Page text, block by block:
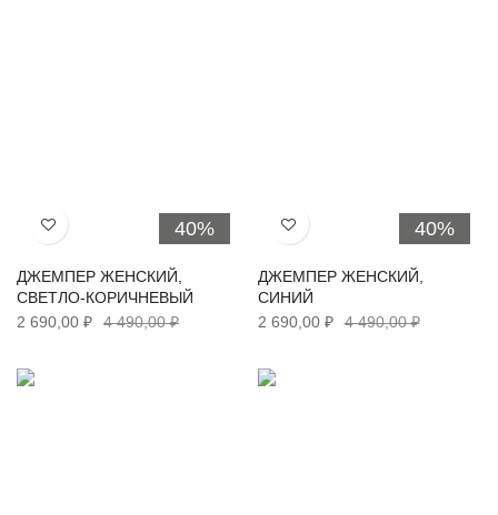
40%
Хочу!
ДЖЕМПЕР ЖЕНСКИЙ,
СВЕТЛО-КОРИЧНЕВЫЙ
2 690,00 ₽
4 490,00 ₽
40%
Хочу!
ДЖЕМПЕР ЖЕНСКИЙ,
СИНИЙ
2 690,00 ₽
4 490,00 ₽